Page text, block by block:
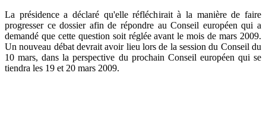
La présidence a déclaré qu'elle réfléchirait à la manière de faire
progresser ce dossier afin de répondre au Conseil européen qui a
demandé que cette question soit réglée avant le mois de mars 2009.
Un nouveau débat devrait avoir lieu lors de la session du Conseil du
10 mars, dans la perspective du prochain Conseil européen qui se
tiendra les 19 et 20 mars 2009.